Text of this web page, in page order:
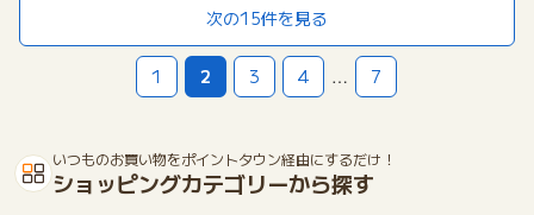
次の15件を見る
1 2 3 4 … 7
いつものお買い物をポイントタウン経由にするだけ！
ショッピングカテゴリーから探す